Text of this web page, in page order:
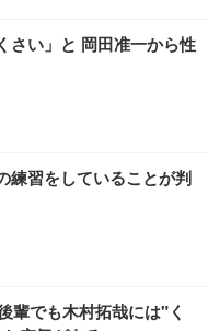
さい」と 岡田准一から性
練習をしていることが判
輩でも木村拓哉には"く